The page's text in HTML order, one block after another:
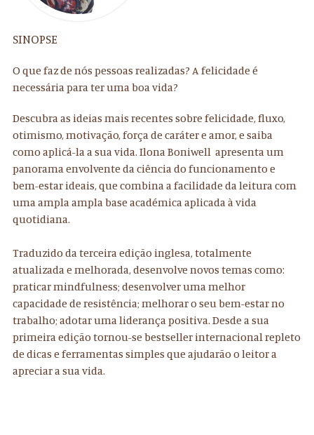
SINOPSE
O que faz de nós pessoas realizadas? A felicidade é
necessária para ter uma boa vida?
Descubra as ideias mais recentes sobre felicidade, fluxo,
otimismo, motivação, força de caráter e amor, e saiba
como aplicá-la a sua vida. Ilona Boniwell apresenta um
panorama envolvente da ciência do funcionamento e
bem-estar ideais, que combina a facilidade da leitura com
uma ampla ampla base académica aplicada à vida
quotidiana.
Traduzido da terceira edição inglesa, totalmente
atualizada e melhorada, desenvolve novos temas como:
praticar mindfulness; desenvolver uma melhor
capacidade de resistência; melhorar o seu bem-estar no
trabalho; adotar uma liderança positiva. Desde a sua
primeira edição tornou-se bestseller internacional repleto
de dicas e ferramentas simples que ajudarão o leitor a
apreciar a sua vida.